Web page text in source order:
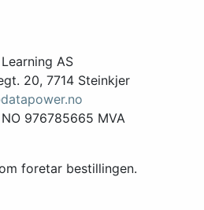
AS
20, 7714 Steinkjer
976785665 MVA
foretar bestillingen.